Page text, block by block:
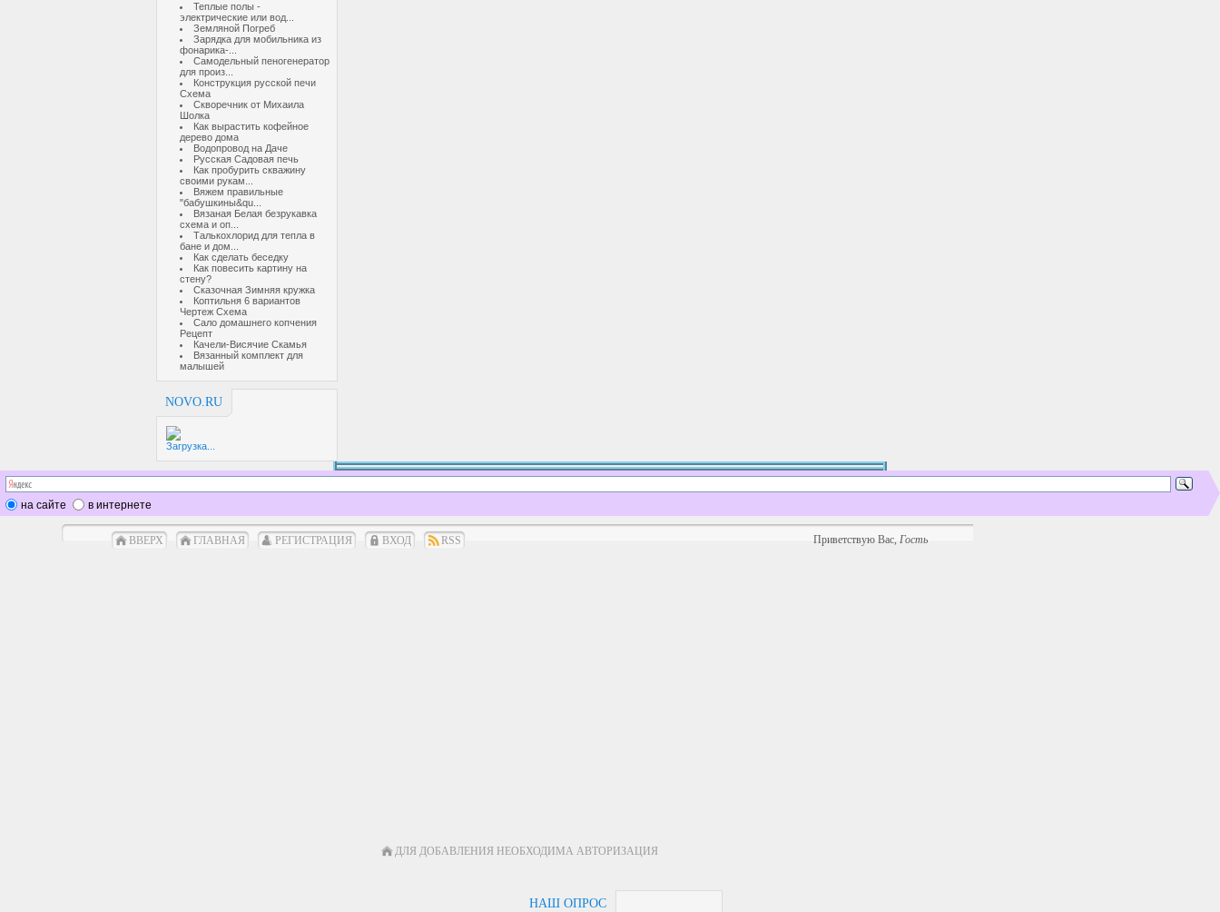
Теплые полы -
электрические или вод...
Земляной Погреб
Зарядка для мобильника из
фонарика-...
Самодельный пеногенератор
для произ...
Конструкция русской печи
Схема
Скворечник от Михаила
Шолка
Как вырастить кофейное
дерево дома
Водопровод на Даче
Русская Садовая печь
Как пробурить скважину
своими рукам...
Вяжем правильные
"бабушкины&qu...
Вязаная Белая безрукавка
схема и оп...
Талькохлорид для тепла в
бане и дом...
Как сделать беседку
Как повесить картину на
стену?
Сказочная Зимняя кружка
Коптильня 6 вариантов
Чертеж Схема
Сало домашнего копчения
Рецепт
Качели-Висячие Скамья
Вязанный комплект для
малышей
NOVO.RU
Загрузка...
на сайте в интернете
ВВЕРХ ГЛАВНАЯ РЕГИСТРАЦИЯ ВХОД RSS Приветствую Вас,Гость
ДЛЯ ДОБАВЛЕНИЯ НЕОБХОДИМА АВТОРИЗАЦИЯ
НАШ ОПРОС